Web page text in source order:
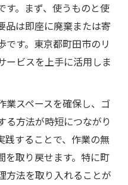
す。まず、使うものと使
品は即座に廃棄または寄
です。東京都町田市のリ
ービスを上手に活用しま
業スペースを確保し、ゴ
る方法が時短につながり
践することで、作業の無
を取り戻せます。特に町
方法を取り入れることが